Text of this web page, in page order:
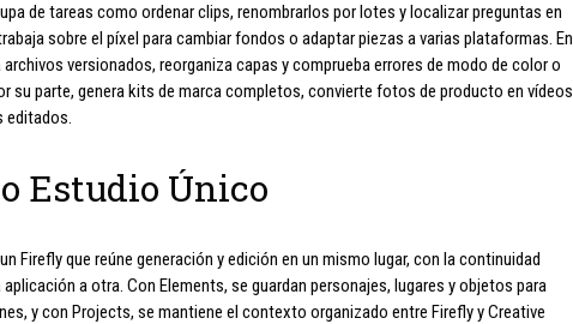
de tareas como ordenar clips, renombrarlos por lotes y localizar preguntas en
sobre el píxel para cambiar fondos o adaptar piezas a varias plataformas. En
versionados, reorganiza capas y comprueba errores de modo de color o
su parte, genera kits de marca completos, convierte fotos de producto en vídeos
editados.
Estudio Único
Firefly que reúne generación y edición en un mismo lugar, con la continuidad
a otra. Con Elements, se guardan personajes, lugares y objetos para
y con Projects, se mantiene el contexto organizado entre Firefly y Creative